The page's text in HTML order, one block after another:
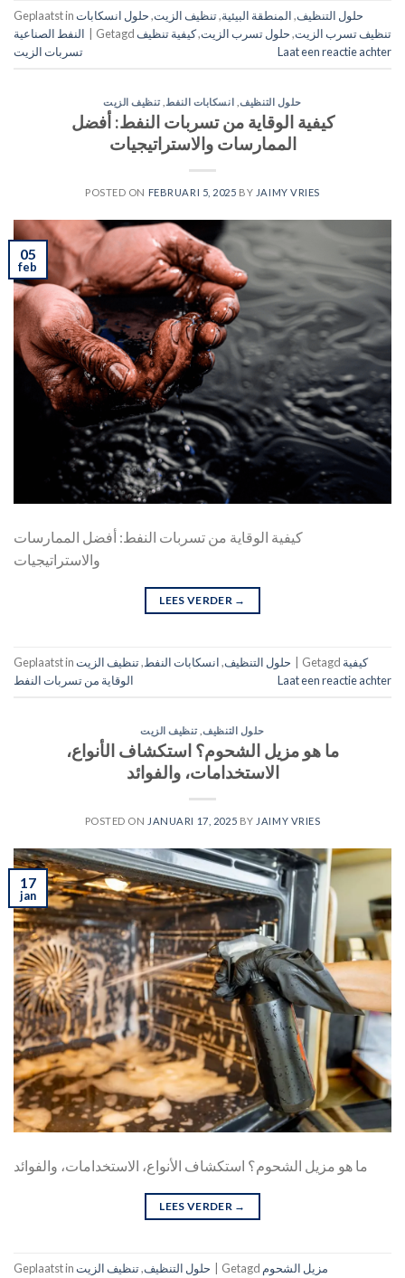
Geplaatst in حلول التنظيف,المنطقة البيئية,تنظيف الزيت,حلول انسكابات
النفط الصناعية
Getagd تنظيف تسرب الزيت,حلول تسرب الزيت,كيفية تنظيف
تسربات الزيت
Laat een reactie achter
حلول التنظيف, انسكابات النفط تنظيف الزيت
كيفية الوقاية من تسربات النفط: أفضل
الممارسات والاستراتيجيات
POSTED ON FEBRUARI 5, 2025 BY JAIMY VRIES
05
feb
كيفية الوقاية من تسربات النفط: أفضل الممارسات
والاستراتيجيات
LEES VERDER →
Geplaatst in حلول التنظيف,انسكابات النفط,تنظيف الزيت Getagd كيفية
الوقاية من تسربات النفط
Laat een reactie achter
حلول التنظيف, تنظيف الزيت
ما هو مزيل الشحوم؟ استكشاف الأنواع،
الاستخدامات، والفوائد
POSTED ON JANUARI 17, 2025 BY JAIMY VRIES
17
jan
ما هو مزيل الشحوم؟ استكشاف الأنواع، الاستخدامات، والفوائد
LEES VERDER →
Geplaatst in حلول التنظيف,تنظيف الزيت Getagd مزيل الشحوم